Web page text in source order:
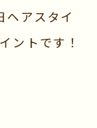
ヘアスタイ
ントです！